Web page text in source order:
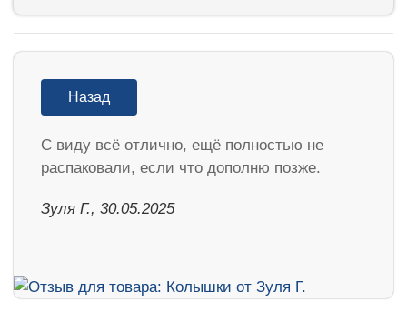
Назад
С виду всё отлично, ещё полностью не
распаковали, если что дополню позже.
Зуля Г., 30.05.2025